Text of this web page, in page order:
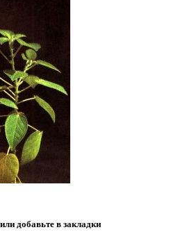
добавьте в закладки